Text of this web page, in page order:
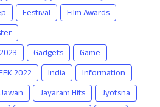
Festival
Film Awards
Gadgets
Game
2022 India
Information
Jawan Jayaram Hits
Jyotsna